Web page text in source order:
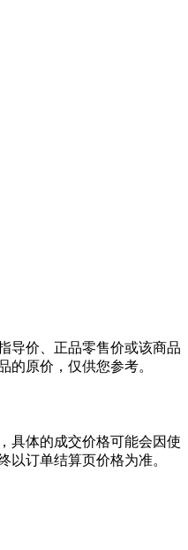
导价、正品零售价或该商品
的原价，仅供您参考。
具体的成交价格可能会因使
以订单结算页价格为准。